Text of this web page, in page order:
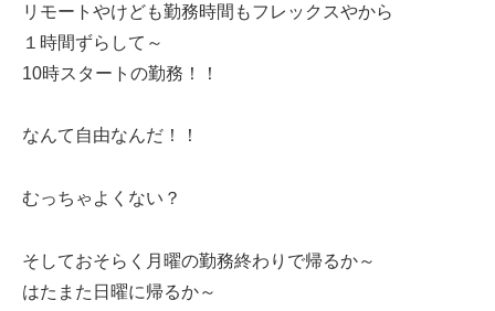
リモートやけども勤務時間もフレックスやから
１時間ずらして～
10時スタートの勤務！！
なんて自由なんだ！！
むっちゃよくない？
そしておそらく月曜の勤務終わりで帰るか～
はたまた日曜に帰るか～